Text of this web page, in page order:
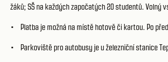
žáků; SŠ na každých započatých 20 studentů.
• Platba je možná na místě hotově či kartou. Po
• Parkoviště pro autobusy je u železniční stanice